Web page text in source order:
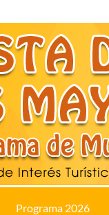
Programa 2026